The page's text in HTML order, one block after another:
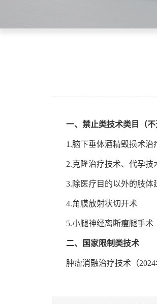
一、禁止类技术类目（不
1.脑下垂体酒精毁损术治
2.克隆治疗技术、代孕技
3.除医疗目的以外的肢体
4.角膜放射状切开术
5.小腿神经离断瘦腿手术
二、国家限制类技术
肿瘤消融治疗技术（2024